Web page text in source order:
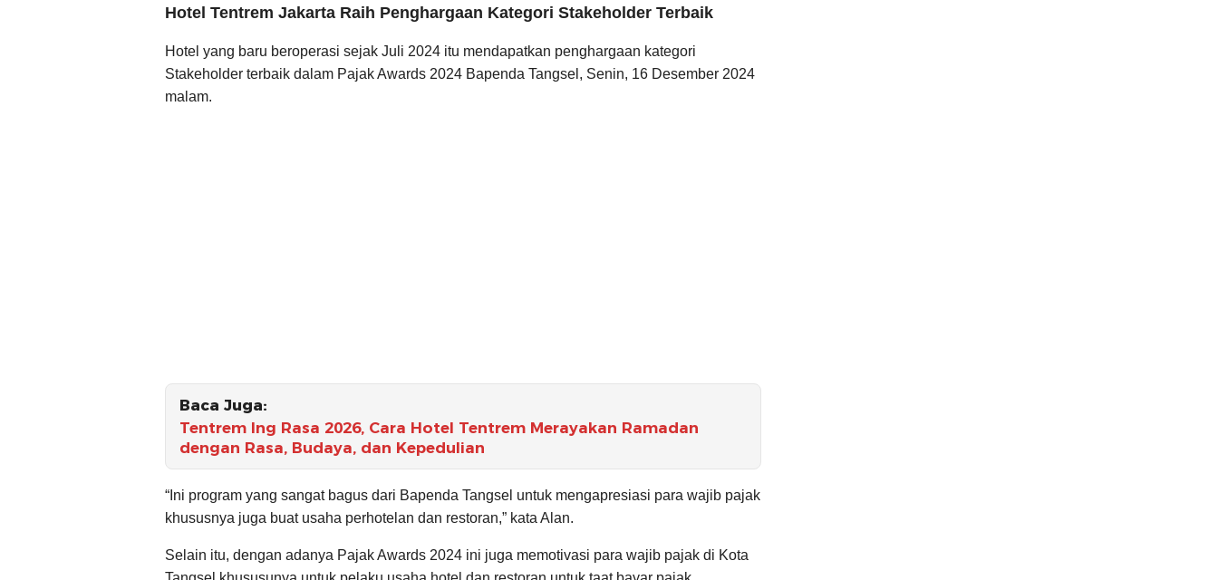
Hotel Tentrem Jakarta Raih Penghargaan Kategori Stakeholder Terbaik
Hotel yang baru beroperasi sejak Juli 2024 itu mendapatkan penghargaan kategori
Stakeholder terbaik dalam Pajak Awards 2024 Bapenda Tangsel, Senin, 16 Desember 2024
malam.
Baca Juga:
Tentrem Ing Rasa 2026, Cara Hotel Tentrem Merayakan Ramadan
dengan Rasa, Budaya, dan Kepedulian
“Ini program yang sangat bagus dari Bapenda Tangsel untuk mengapresiasi para wajib pajak
khususnya juga buat usaha perhotelan dan restoran,” kata Alan.
Selain itu, dengan adanya Pajak Awards 2024 ini juga memotivasi para wajib pajak di Kota